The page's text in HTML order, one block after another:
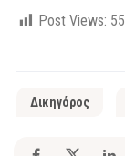
Post Views:
Δικηγόρος